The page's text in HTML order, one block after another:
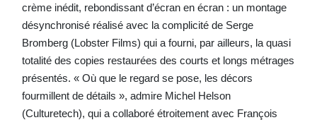
crème inédit, rebondissant d’écran en écran : un montage
désynchronisé réalisé avec la complicité de Serge
Bromberg (Lobster Films) qui a fourni, par ailleurs, la quasi
totalité des copies restaurées des courts et longs métrages
présentés. « Où que le regard se pose, les décors
fourmillent de détails », admire Michel Helson
(Culturetech), qui a collaboré étroitement avec François